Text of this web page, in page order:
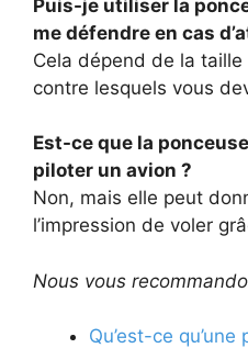
Puis-je utiliser la
me défendre en cas
Cela dépend de la
contre lesquels vous
Est-ce que la
piloter un avion ?
Non, mais elle peut
l’impression de voler
Nous vous
Qu’est-ce